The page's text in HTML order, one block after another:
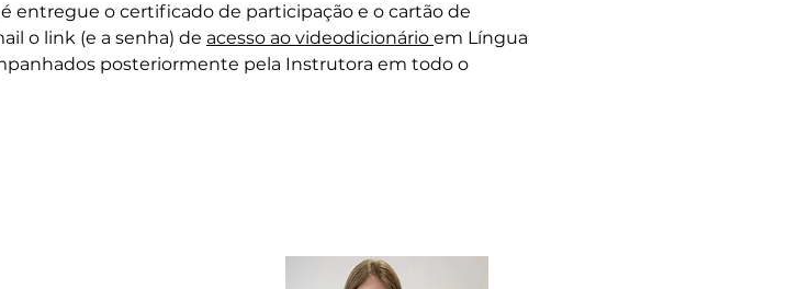
entregue o certificado de participação e o cartão de
o link (e a senha) de acesso ao videodicionário em Língua
posteriormente pela Instrutora em todo o